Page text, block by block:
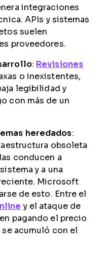
integraciones
APIs y sistemas
suelen
proveedores.
: Revisiones
o inexistentes,
legibilidad y
con más de un
heredados:
obsoleta
conducen a
y a una
Microsoft
de esto. Entre el
y el ataque de
pagando el precio
acumuló con el